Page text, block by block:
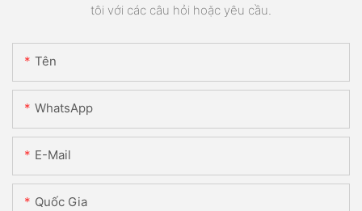
tôi với các câu hỏi hoặc yêu cầu.
Tên
WhatsApp
E-Mail
Quốc Gia